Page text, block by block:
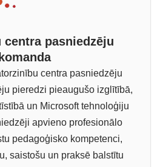
centra pasniedzēju
komanda
centra pasniedzēju
pieredzi pieaugušo izglītībā,
un Microsoft tehnoloģiju
apvieno profesionālo
pedagoģisko kompetenci,
saistošu un praksē balstītu